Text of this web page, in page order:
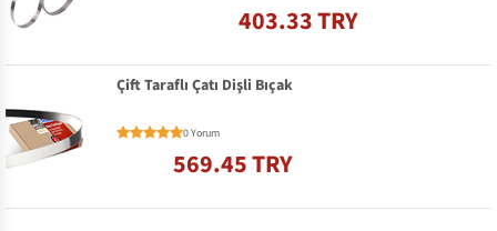
403.33 TRY
Çift Taraflı Çatı Dişli Bıçak
0 Yorum
569.45 TRY